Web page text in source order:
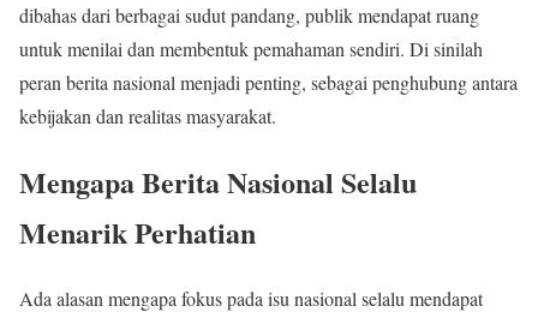
dibahas dari berbagai sudut pandang, publik mendapat ruang
untuk menilai dan membentuk pemahaman sendiri. Di sinilah
peran berita nasional menjadi penting, sebagai penghubung antara
kebijakan dan realitas masyarakat.
Mengapa Berita Nasional Selalu
Menarik Perhatian
Ada alasan mengapa fokus pada isu nasional selalu mendapat